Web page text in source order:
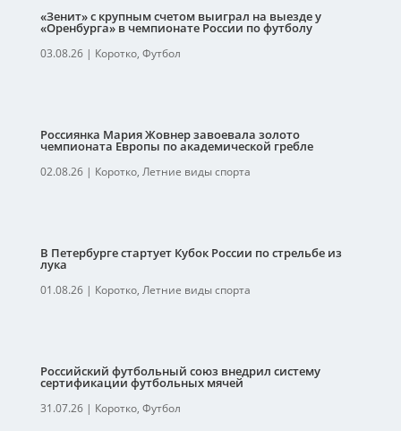
«Зенит» с крупным счетом выиграл на выезде у
«Оренбурга» в чемпионате России по футболу
03.08.26| Коротко, Футбол
Россиянка Мария Жовнер завоевала золото
чемпионата Европы по академической гребле
02.08.26| Коротко, Летние виды спорта
В Петербурге стартует Кубок России по стрельбе из
лука
01.08.26| Коротко, Летние виды спорта
Российский футбольный союз внедрил систему
сертификации футбольных мячей
31.07.26| Коротко, Футбол